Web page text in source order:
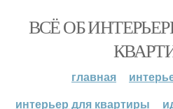
ВСЁ ОБ
главная
интерьер для квартиры